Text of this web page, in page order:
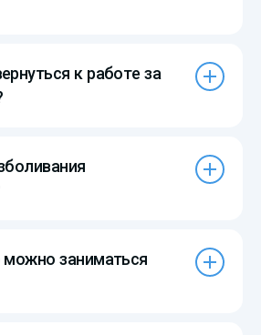
к работе за
можно заниматься